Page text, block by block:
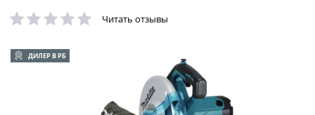
Читать отзывы
ДИЛЕР В РБ